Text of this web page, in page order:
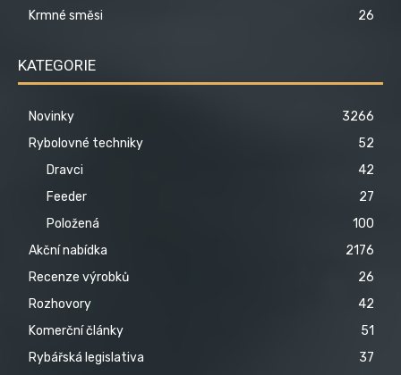
Krmné směsi
26
KATEGORIE
Novinky
3266
Rybolovné techniky
52
Dravci
42
Feeder
27
Položená
100
Akční nabídka
2176
Recenze výrobků
26
Rozhovory
42
Komerční články
51
Rybářská legislativa
37